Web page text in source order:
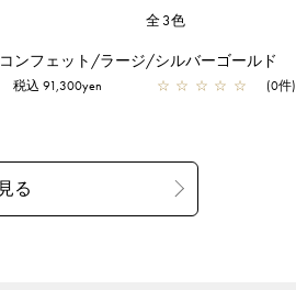
全3色
コンフェット/ラージ/シルバーゴールド
税込 91,300yen ☆ ☆ ☆ ☆ ☆ (0件)